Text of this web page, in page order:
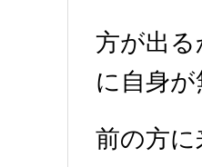
方が出
に自身
前の方